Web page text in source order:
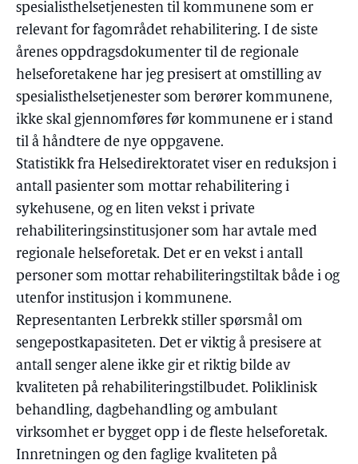
spesialisthelsetjenesten til kommunene som er
relevant for fagområdet rehabilitering. I de siste
årenes oppdragsdokumenter til de regionale
helseforetakene har jeg presisert at omstilling av
spesialisthelsetjenester som berører kommunene,
ikke skal gjennomføres før kommunene er i stand
til å håndtere de nye oppgavene.
Statistikk fra Helsedirektoratet viser en reduksjon i
antall pasienter som mottar rehabilitering i
sykehusene, og en liten vekst i private
rehabiliteringsinstitusjoner som har avtale med
regionale helseforetak. Det er en vekst i antall
personer som mottar rehabiliteringstiltak både i og
utenfor institusjon i kommunene.
Representanten Lerbrekk stiller spørsmål om
sengepostkapasiteten. Det er viktig å presisere at
antall senger alene ikke gir et riktig bilde av
kvaliteten på rehabiliteringstilbudet. Poliklinisk
behandling, dagbehandling og ambulant
virksomhet er bygget opp i de fleste helseforetak.
Innretningen og den faglige kvaliteten på